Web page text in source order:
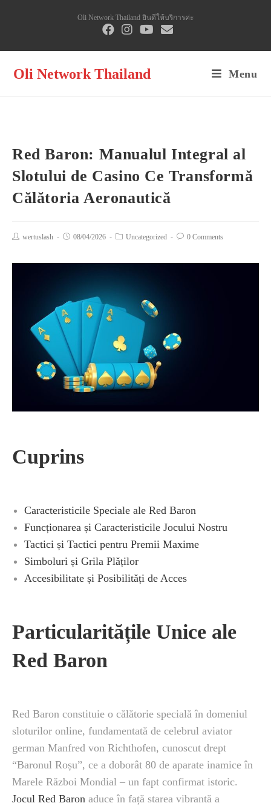
Oli Network Thailand ยินดีให้บริการค่ะ
Oli Network Thailand Menu
Red Baron: Manualul Integral al
Slotului de Casino Ce Transformă
Călătoria Aeronautică
Postwertuslash
Post08/04/2026
PostUncategorized
Post0 Comments
Cuprins
Caracteristicile Speciale ale Red Baron
Funcționarea și Caracteristicile Jocului Nostru
Tactici și Tactici pentru Premii Maxime
Simboluri și Grila Plăților
Accesibilitate și Posibilități de Acces
Particularitățile Unice ale
Red Baron
Red Baron constituie o călătorie specială în domeniul
sloturilor online, fundamentată de celebrul aviator
german Manfred von Richthofen, cunoscut drept
“Baronul Roșu”, ce a doborât 80 de aparate inamice în
Marele Război Mondial – un fapt confirmat istoric.
Jocul Red Baron aduce în față starea vibrantă a